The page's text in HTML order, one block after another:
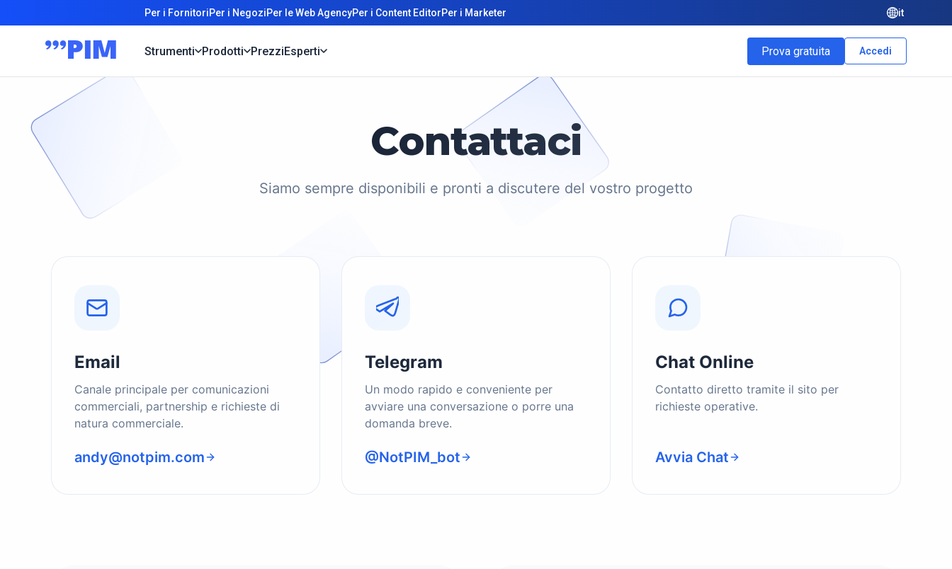
Per i FornitoriPer i NegoziPer le Web AgencyPer i Content EditorPer i Marketer it
Strumenti Prodotti PrezziEsperti Prova gratuita Accedi
Contattaci
Siamo sempre disponibili e pronti a discutere del vostro progetto
Email
Canale principale per comunicazioni
commerciali, partnership e richieste di
natura commerciale.
andy@notpim.com
Telegram
Un modo rapido e conveniente per
avviare una conversazione o porre una
domanda breve.
@NotPIM_bot
Chat Online
Contatto diretto tramite il sito per
richieste operative.
Avvia Chat